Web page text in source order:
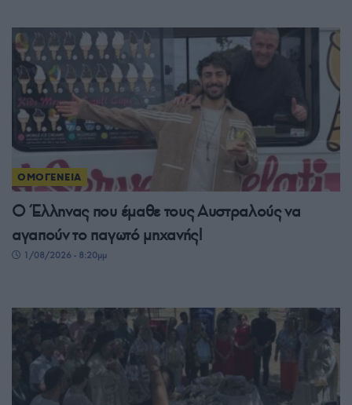
ΟΜΟΓΕΝΕΙΑ
Ο Έλληνας που έμαθε τους Αυστραλούς να
αγαπούν το παγωτό μηχανής!
1/08/2026 - 8:20μμ